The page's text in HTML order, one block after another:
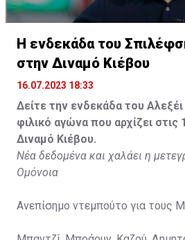
Η ενδεκάδα του
στην Διναμό Κιέβου
16.07.2023 18:33
Δείτε την ενδεκάδα του Αλεξέι
φιλικό αγώνα που αρχίζει
Διναμό Κιέβου.
Νέα δεδομένα και χαλάει η
Ομόνοια
Ανεπίσημο ντεμπούτο για τους